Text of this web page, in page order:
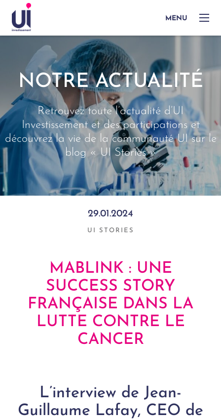
MENU
NOTRE ACTUALITÉ
Retrouvez toute l’actualité d’UI
Investissement et des participations et
découvrez la vie de la communauté UI sur le
blog « UI Stories »
29.01.2024
UI STORIES
MABLINK : UNE
SUCCESS STORY
FRANÇAISE DANS LA
LUTTE CONTRE LE
CANCER
L’interview de Jean-
Guillaume Lafay, CEO de